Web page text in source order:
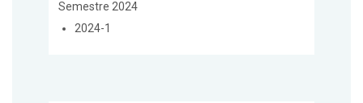
Semestre 2024
2024-1